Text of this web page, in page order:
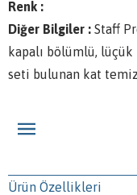
Renk :
Diğer Bilgiler : Staff
kapalı bölümlü,
seti bulunan kat
Ürün Özellikleri